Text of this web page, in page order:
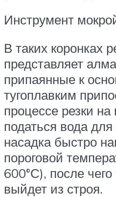
Инструмент
В таких коронках
представляет
припаянные к
тугоплавким
процессе резки на
податься вода
насадка быстро
пороговой
600°С), после
выйдет из строя.